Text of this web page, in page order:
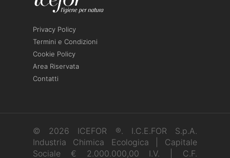
Privacy Policy
Termini e Condizioni
Cookie Policy
Area Riservata
Contatti
© 2026 ICEFOR ®. I.C.E.FOR S.p.A.
Industria Chimica Ecologica | Capitale
Sociale € 2.000.000,00 I.V. | C.F.